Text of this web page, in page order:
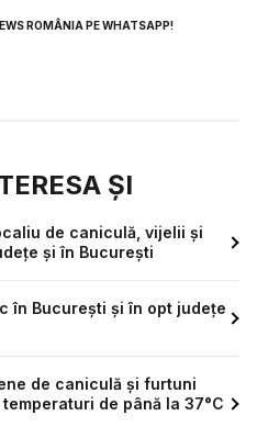
ROMÂNIA PE WHATSAPP!
ȘI
de caniculă, vijelii și
și în București
în București și în opt județe
de caniculă și furtuni
de până la 37°C